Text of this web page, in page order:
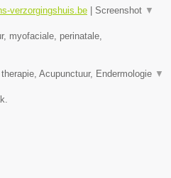
verzorgingshuis.be Screenshot ▼
myofaciale, perinatale,
Acupunctuur, Endermologie ▼